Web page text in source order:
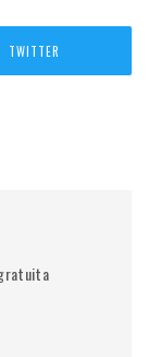
TWITTER